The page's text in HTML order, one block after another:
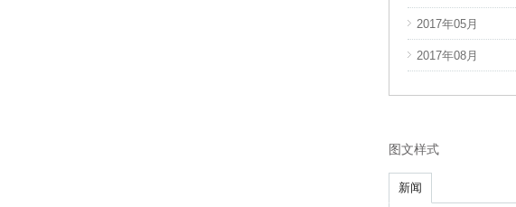
2017年05月
2017年08月
图文样式
新闻